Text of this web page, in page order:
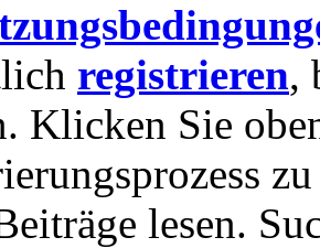
registrieren,
Klicken Sie
lesen.